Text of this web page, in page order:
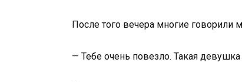
После того вечера многие говорили
— Тебе очень повезло. Такая